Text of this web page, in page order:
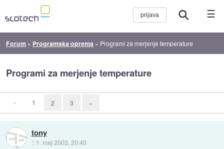
☰
Forum » Programska oprema » Programi za merjenje temperature
Programi za merjenje temperature
« 1 2 3 »
tony
:: 1. maj 2003, 20:45